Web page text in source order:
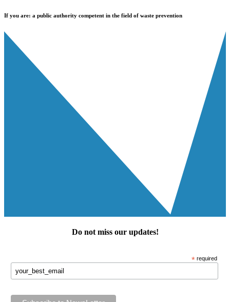
If you are: a public authority competent in the field of waste prevention
Do not miss our updates!
* required